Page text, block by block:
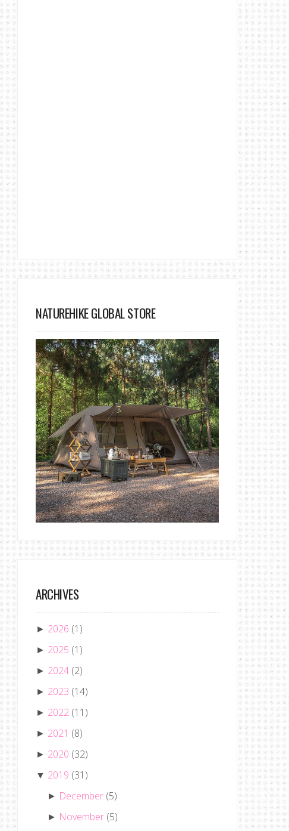
NATUREHIKE GLOBAL STORE
ARCHIVES
► 2026 (1)
► 2025 (1)
► 2024 (2)
► 2023 (14)
► 2022 (11)
► 2021 (8)
► 2020 (32)
▼ 2019 (31)
► December (5)
► November (5)